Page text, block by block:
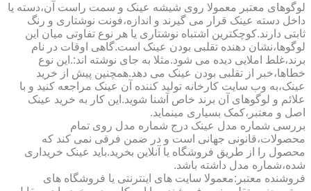
لوگوهای معتبر معمولا روی شیشه عینک و سمت راست آن،دسته یا
داخل دسته عینک قرار می گیرند و اندازه،فونت نوشتاری و رنگ
ثابتی دارند.کوچکترین اشتباه نوشتاری یا هر نوع تفاوتی میان این
لوگوها،نشان دهنده تقلبی بودن عینک است.گاهی اوقات در نام
برند،غلط املایی دیده می شود.مثلا به جای نوشته اند:.این نوع
خطاها،خبر از تقلبی بودن عینک می دهد.همچنین پیش از خرید
عینک،به وب سایت کارخانه تولید کننده آن عینک مراجعه کنید و با
علائم و لوگوهای آن برند خاص آشنا شوید.این کار به خرید عینک
اصل و معتبر،کمک بسیاری مینماید.
بررسی شماره مدل عینک درج شماره مدل روی تمام
محصولات،قانونی جهانی است و در ضمن فرقی نمی کند که
محصول را از طریق فروشگاه یا آنلاین بخرید.باید عینک خریداری
شده،شماره مدل داشته باشد.
فروشنده معتبر:معمولا سایت های اینترنتی یا فروشگاه های